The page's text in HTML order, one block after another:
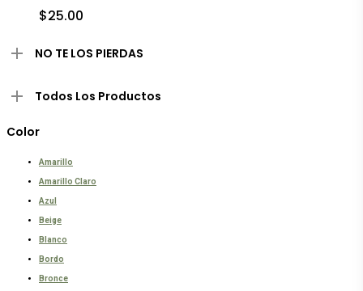
Las
opciones
pueden
la
$25.00
NO TE LOS PIERDAS
Todos Los Productos
Color
Amarillo
Amarillo Claro
Azul
Beige
Blanco
Bordo
Bronce